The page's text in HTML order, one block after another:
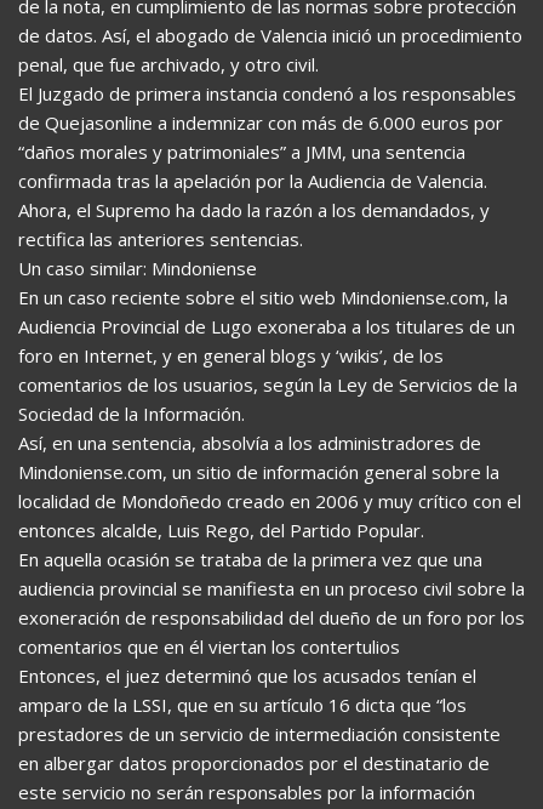
de la nota, en cumplimiento de las normas sobre protección
de datos. Así, el abogado de Valencia inició un procedimiento
penal, que fue archivado, y otro civil.
El Juzgado de primera instancia condenó a los responsables
de Quejasonline a indemnizar con más de 6.000 euros por
“daños morales y patrimoniales” a JMM, una sentencia
confirmada tras la apelación por la Audiencia de Valencia.
Ahora, el Supremo ha dado la razón a los demandados, y
rectifica las anteriores sentencias.
Un caso similar: Mindoniense
En un caso reciente sobre el sitio web Mindoniense.com, la
Audiencia Provincial de Lugo exoneraba a los titulares de un
foro en Internet, y en general blogs y ‘wikis’, de los
comentarios de los usuarios, según la Ley de Servicios de la
Sociedad de la Información.
Así, en una sentencia, absolvía a los administradores de
Mindoniense.com, un sitio de información general sobre la
localidad de Mondoñedo creado en 2006 y muy crítico con el
entonces alcalde, Luis Rego, del Partido Popular.
En aquella ocasión se trataba de la primera vez que una
audiencia provincial se manifiesta en un proceso civil sobre la
exoneración de responsabilidad del dueño de un foro por los
comentarios que en él viertan los contertulios
Entonces, el juez determinó que los acusados tenían el
amparo de la LSSI, que en su artículo 16 dicta que “los
prestadores de un servicio de intermediación consistente
en albergar datos proporcionados por el destinatario de
este servicio no serán responsables por la información